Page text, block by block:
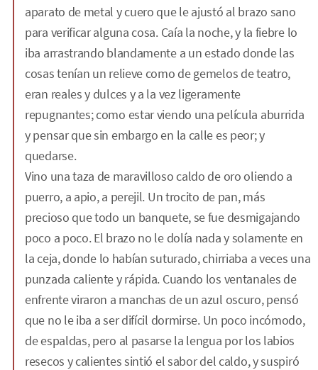
aparato de metal y cuero que le ajustó al brazo sano
para verificar alguna cosa. Caía la noche, y la fiebre lo
iba arrastrando blandamente a un estado donde las
cosas tenían un relieve como de gemelos de teatro,
eran reales y dulces y a la vez ligeramente
repugnantes; como estar viendo una película aburrida
y pensar que sin embargo en la calle es peor; y
quedarse.
Vino una taza de maravilloso caldo de oro oliendo a
puerro, a apio, a perejil. Un trocito de pan, más
precioso que todo un banquete, se fue desmigajando
poco a poco. El brazo no le dolía nada y solamente en
la ceja, donde lo habían suturado, chirriaba a veces una
punzada caliente y rápida. Cuando los ventanales de
enfrente viraron a manchas de un azul oscuro, pensó
que no le iba a ser difícil dormirse. Un poco incómodo,
de espaldas, pero al pasarse la lengua por los labios
resecos y calientes sintió el sabor del caldo, y suspiró